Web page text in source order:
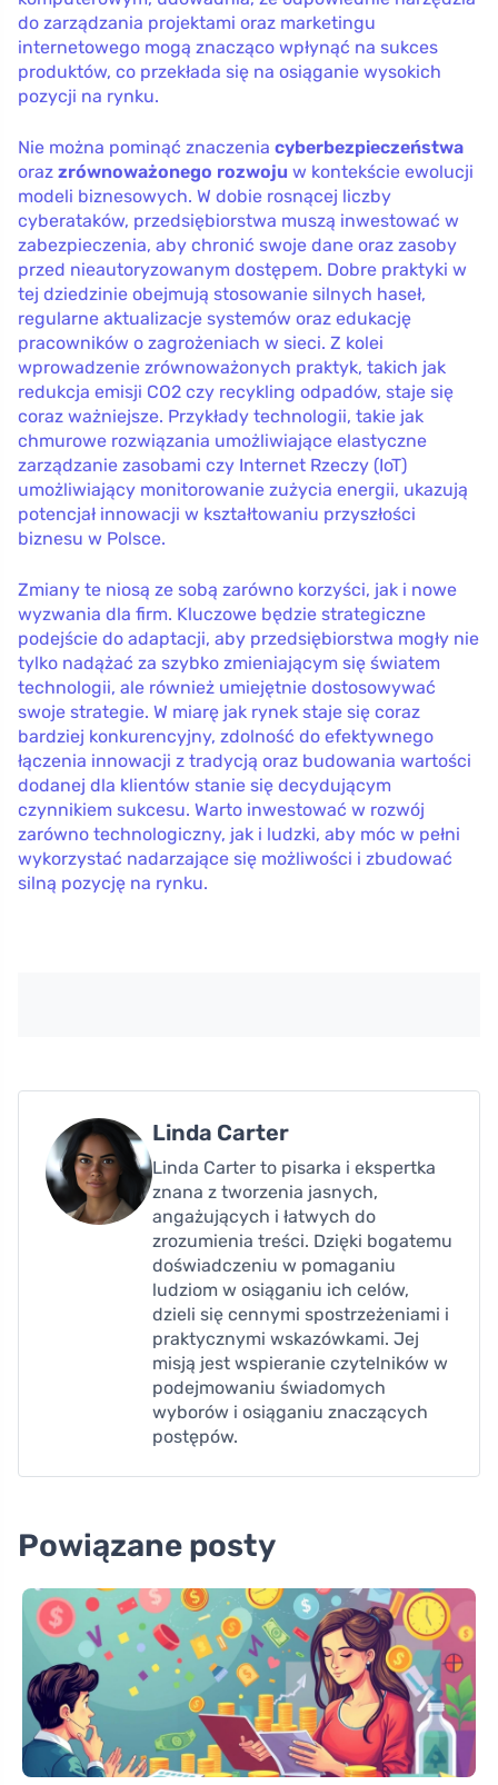
do zarządzania projektami oraz marketingu
internetowego mogą znacząco wpłynąć na sukces
produktów, co przekłada się na osiąganie wysokich
pozycji na rynku.
Nie można pominąć znaczenia cyberbezpieczeństwa
oraz zrównoważonego rozwoju w kontekście ewolucji
modeli biznesowych. W dobie rosnącej liczby
cyberataków, przedsiębiorstwa muszą inwestować w
zabezpieczenia, aby chronić swoje dane oraz zasoby
przed nieautoryzowanym dostępem. Dobre praktyki w
tej dziedzinie obejmują stosowanie silnych haseł,
regularne aktualizacje systemów oraz edukację
pracowników o zagrożeniach w sieci. Z kolei
wprowadzenie zrównoważonych praktyk, takich jak
redukcja emisji CO2 czy recykling odpadów, staje się
coraz ważniejsze. Przykłady technologii, takie jak
chmurowe rozwiązania umożliwiające elastyczne
zarządzanie zasobami czy Internet Rzeczy (IoT)
umożliwiający monitorowanie zużycia energii, ukazują
potencjał innowacji w kształtowaniu przyszłości
biznesu w Polsce.
Zmiany te niosą ze sobą zarówno korzyści, jak i nowe
wyzwania dla firm. Kluczowe będzie strategiczne
podejście do adaptacji, aby przedsiębiorstwa mogły nie
tylko nadążać za szybko zmieniającym się światem
technologii, ale również umiejętnie dostosowywać
swoje strategie. W miarę jak rynek staje się coraz
bardziej konkurencyjny, zdolność do efektywnego
łączenia innowacji z tradycją oraz budowania wartości
dodanej dla klientów stanie się decydującym
czynnikiem sukcesu. Warto inwestować w rozwój
zarówno technologiczny, jak i ludzki, aby móc w pełni
wykorzystać nadarzające się możliwości i zbudować
silną pozycję na rynku.
Linda Carter
Linda Carter to pisarka i ekspertka
znana z tworzenia jasnych,
angażujących i łatwych do
zrozumienia treści. Dzięki bogatemu
doświadczeniu w pomaganiu
ludziom w osiąganiu ich celów,
dzieli się cennymi spostrzeżeniami i
praktycznymi wskazówkami. Jej
misją jest wspieranie czytelników w
podejmowaniu świadomych
wyborów i osiąganiu znaczących
postępów.
Powiązane posty